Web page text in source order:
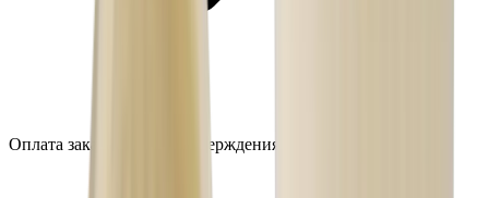
Оплата заказа после подтверждения